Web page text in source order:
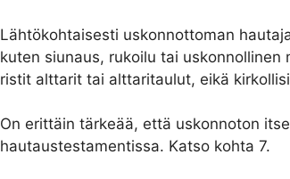
Lähtökohtaisesti uskonnottoman
kuten siunaus, rukoilu tai
ristit alttarit tai alttaritaulut, eikä
On erittäin tärkeää, että uskonnoton
hautaustestamentissa. Katso kohta 7.